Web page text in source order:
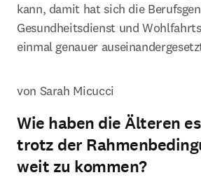
kann, damit hat sich die
Gesundheitsdienst und
einmal genauer
von Sarah Micucci
Wie haben die Älteren
trotz der
weit zu kommen?